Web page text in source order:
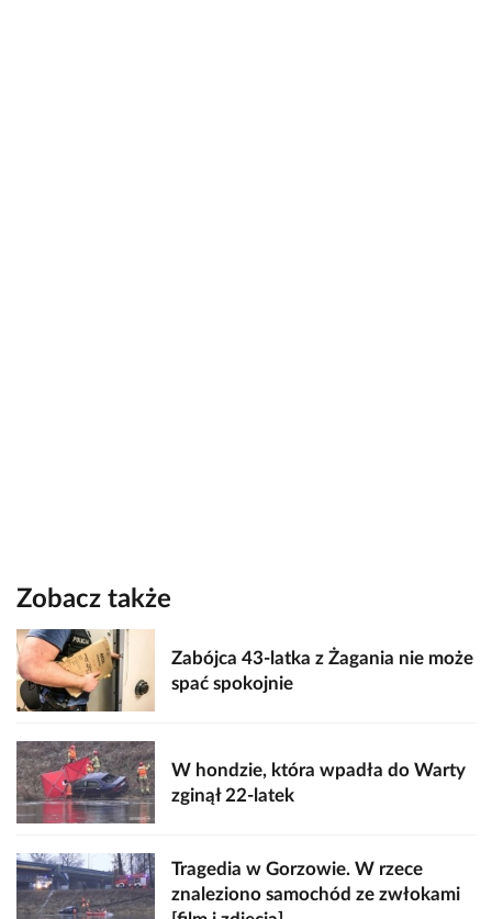
Zobacz także
Zabójca 43-latka z Żagania nie może
spać spokojnie
W hondzie, która wpadła do Warty
zginął 22-latek
Tragedia w Gorzowie. W rzece
znaleziono samochód ze zwłokami